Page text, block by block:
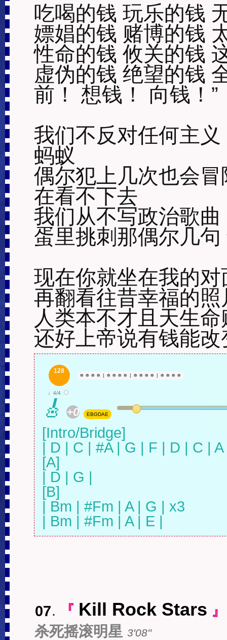
吃喝的钱 玩乐的钱
嫖娼的钱 赌博的钱
性命的钱 攸关的钱
虚伪的钱 绝望的钱
前！ 想钱！ 向钱！”
我们不反对任何主
蚂蚁
偶尔犯上几次也会
在看不下去
我们从不写政治歌
蛋里挑刺那偶尔几
现在你就坐在我的
再翻看往昔幸福的
人类本不才且天生
还好上帝说有钱能
128
☻ ☻ ☻ ☻ | ☻ ☻ ☻ ☻ | ☻ ☻ ☻ ☻ | ☻ ☻ ☻ ☻
♩4/4
🎸 +0 EBGDAE
[Intro/Bridge]
| D | C | #A | G | F | D | C | A
[A]
| D | G |
[B]
| Bm | #Fm | A | G | x3
| Bm | #Fm | A | E |
07. 『 Kill Rock Stars 』
杀死摇滚明星 3'08''